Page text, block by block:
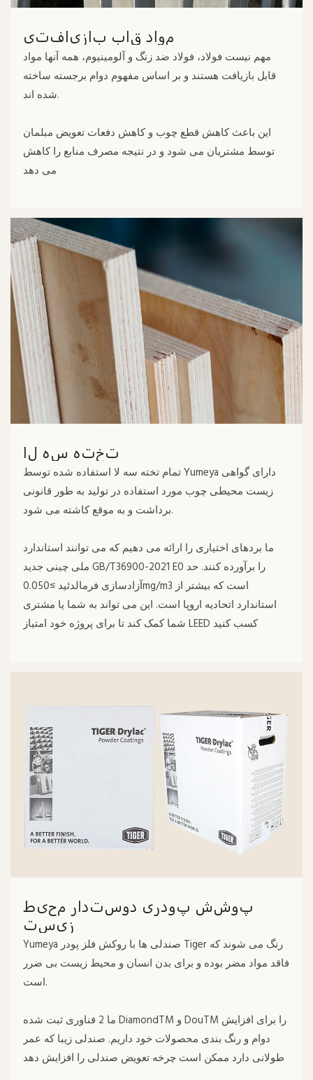
مواد قاب بازیافتی
مهم نیست فولاد، فولاد ضد زنگ و آلومینیوم، همه آنها مواد
قابل بازیافت هستند و بر اساس مفهوم دوام برجسته ساخته
شده اند.
این باعث کاهش قطع چوب و کاهش دفعات تعویض مبلمان
توسط مشتریان می شود و در نتیجه مصرف منابع را کاهش
می دهد
تخته سه لا
تمام تخته سه لا استفاده شده توسط Yumeya دارای گواهی
زیست محیطی چوب مورد استفاده در تولید به طور قانونی
برداشت و به موقع کاشته می شود.
ما بردهای اختیاری را ارائه می دهیم که می توانند استاندارد
ملی چینی جدید GB/T36900-2021 E0 را برآورده کنند. حد
آزادسازی فرمالدئید ≤0.050mg/m3 است که بیشتر از
استاندارد اتحادیه اروپا است. این می تواند به شما یا مشتری
شما کمک کند تا برای پروژه خود امتیاز LEED کسب کنید
پوشش پودری دوستدار محیط
زیست
Yumeya صندلی ها با روکش فلز پودر Tiger رنگ می شوند که
فاقد مواد مضر بوده و برای بدن انسان و محیط زیست بی ضرر
است.
ما 2 فناوری ثبت شده DiamondTM و DouTM را برای افزایش
دوام و رنگ بندی محصولات خود داریم. صندلی زیبا که عمر
طولانی دارد ممکن است چرخه تعویض صندلی را افزایش دهد